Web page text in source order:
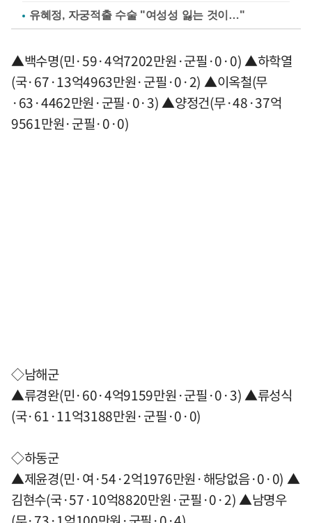
유혜정, 자궁적출 수술 "여성성 잃는 것이…"
▲백수명(민·59·4억7202만원·군필·0·0) ▲하학열
(국·67·13억4963만원·군필·0·2) ▲이옥철(무
·63·4462만원·군필·0·3) ▲양정건(무·48·37억
9561만원·군필·0·0)
◇남해군
▲류경완(민·60·4억9159만원·군필·0·3) ▲류성식
(국·61·11억3188만원·군필·0·0)
◇하동군
▲제윤경(민·여·54·2억1976만원·해당없음·0·0) ▲
김현수(국·57·10억8820만원·군필·0·2) ▲남명우